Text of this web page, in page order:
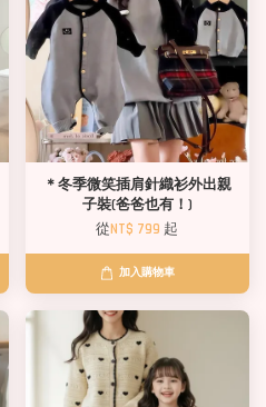
＊冬季微笑插肩針織衫外出親
子裝(爸爸也有！)
從NT$ 799起
加入購物車